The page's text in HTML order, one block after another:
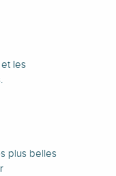
les
plus belles